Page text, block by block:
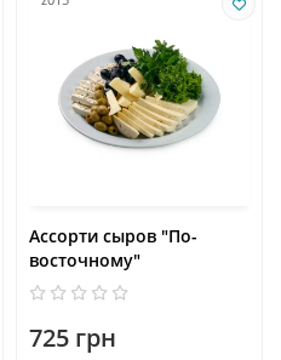
Ассорти сыров "По-
восточному"
725 грн